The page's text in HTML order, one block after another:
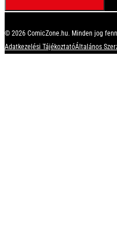
© 2026 ComicZone.hu. Minden jog
Adatkezelési TájékoztatóÁltalános